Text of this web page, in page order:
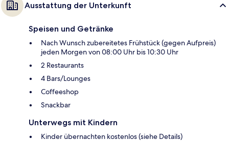
Ausstattung der Unterkunft
Speisen und Getränke
Nach Wunsch zubereitetes Frühstück (gegen Aufpreis)
jeden Morgen von 08:00 Uhr bis 10:30 Uhr
2 Restaurants
4 Bars/Lounges
Coffeeshop
Snackbar
Unterwegs mit Kindern
Kinder übernachten kostenlos (siehe Details)